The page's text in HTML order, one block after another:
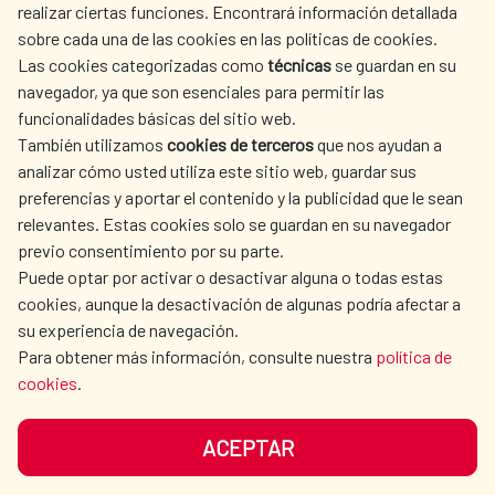
las niñas y las mujeres | UNESCO
PREMIO UNESCO DE
EDUCACIÓN PARA LA
CIUDADANÍA MUNDIAL
El Premio UNESCO de Educación para la Ciudadanía
Mundial constituye una plataforma mundial excepcional
destinada a promover la visibilidad y el reconocimiento
de proyectos e iniciativas en el ámbito de la Educación
para la Ciudadanía Mundial de todo el mundo, que ayuden y
garanticen que cada alumno pueda recibir una educación
realizar ciertas funciones. Encontrará información detallada
sobre cada una de las cookies en las políticas de cookies.
Las cookies categorizadas como técnicas se guardan en su
navegador, ya que son esenciales para permitir las
funcionalidades básicas del sitio web.
También utilizamos cookies de tercerosque nos ayudan a
analizar cómo usted utiliza este sitio web, guardar sus
preferencias y aportar el contenido y la publicidad que le sean
relevantes. Estas cookies solo se guardan en su navegador
previo consentimiento por su parte.
Puede optar por activar o desactivar alguna o todas estas
cookies, aunque la desactivación de algunas podría afectar a
su experiencia de navegación.
Para obtener más información, consulte nuestra política de
cookies.
ACEPTAR
AECID
WHERE DO WE COOPERATE?
SPANISH HUMANITARIAN
ACTION
PRESS ROOM
CULTURE AND SCIENCE LIBRARY
OUR SOCIAL MEDIA
DATA PROTECTION